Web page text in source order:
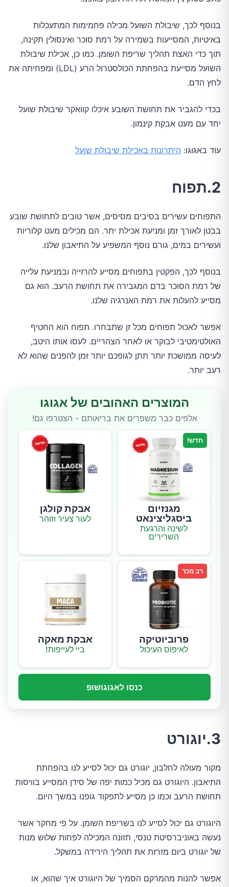
בנוסף לכך, שיבולת השועל מכילה פחמימות המתעכלות
באיטיות, המסייעות בשמירה על רמת סוכר ואינסולין תקינה,
תוך כדי האצת תהליך שריפת השומן. כמו כן, אכילת שיבולת
השועל מסייעת בהפחתת הכולסטרול הרע (LDL) ומפחיתה את
לחץ הדם.
בכדי להגביר את תחושת השובע איכלו קוואקר שיבולת שועל
יחד עם מעט אבקת קינמון.
עוד באגוגו: היתרונות באכילת שיבולת שועל
2.תפוח
התפוחים עשירים בסיבים מסיסים, אשר טובים לתחושת שובע
בבטן לאורך זמן ומניעת אכילת יתר. הם מכילים מעט קלוריות
ועשירים במים, גורם נוסף המשפיע על התיאבון שלנו.
בנוסף לכך, הפקטין בתפוחים מסייע להרזייה ובמניעת עלייה
של רמת הסוכר בדם המגבירה את תחושת הרעב. הוא גם
מסייע להעלות את רמת האנרגיה שלנו.
אפשר לאכול תפוחים מכל זן שתבחרו. תפוח הוא החטיף
האולטימטיבי לבוקר או לאחר הצהריים. לעסו אותו היטב,
לעיסה ממושכת יותר תתן לגופכם יותר זמן להפנים שהוא לא
רעב יותר.
המוצרים האהובים של אגוגו
אלפים כבר משפרים את בריאותם - הצטרפו גם!
חדש!
מגנזיום
ביסגליצינאט
לשינה והרגעת
השרירים
אבקת קולגן
לעור צעיר וזוהר
רב מכר
פרוביוטיקה
לאיפוס העיכול
אבקת מאקה
ביי לעייפות!
כנסו לאגוגושופ
3.יוגורט
מקור מעולה לחלבון, יוגורט גם יכול לסייע לנו בהפחתת
התיאבון. היוגורט גם מכיל כמות יפה של סידן המסייע בוויסות
תחושת הרעב וכמו כן מסייע לתפקוד גופנו במשך היום.
היוגורט גם יכול לסייע לנו בשריפת השומן. על פי מחקר אשר
נעשה באוניברסיטת טנסי, תזונה המכילה לפחות שלוש מנות
של יוגורט ביום מזרזת את תהליך הירידה במשקל.
אפשר להנות מהמרקם הסמיך של היוגורט איך שהוא, או